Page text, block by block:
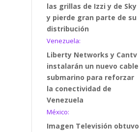
las grillas de Izzi y de Sky
y pierde gran parte de su
distribución
Venezuela:
Liberty Networks y Cantv
instalarán un nuevo cable
submarino para reforzar
la conectividad de
Venezuela
México:
Imagen Televisión obtuvo